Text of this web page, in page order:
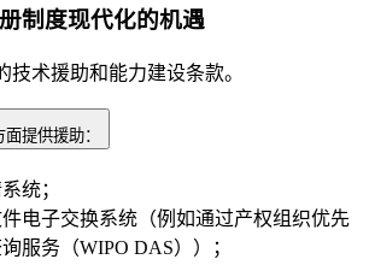
制度现代化的机遇
技术援助和能力建设条款。
提供援助：
统；
电子交换系统（例如通过产权组织优先
服务（WIPO DAS））；